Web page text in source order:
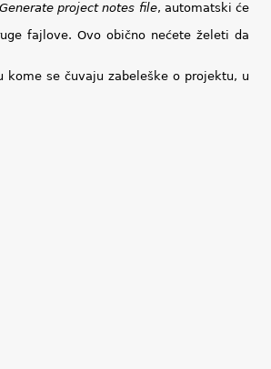
Generate project notes file, automatski će
fajlove. Ovo obično nećete želeti da
se čuvaju zabeleške o projektu, u